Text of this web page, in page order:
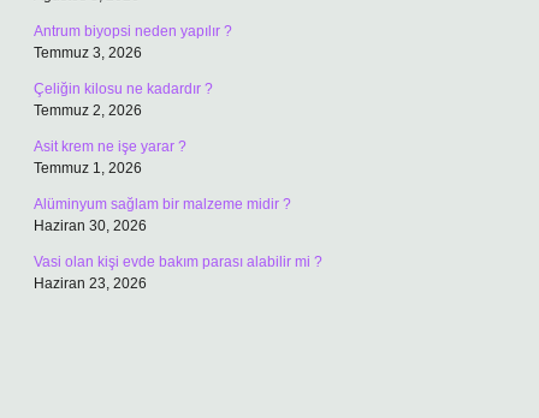
Antrum biyopsi neden yapılır ?
Temmuz 3, 2026
Çeliğin kilosu ne kadardır ?
Temmuz 2, 2026
Asit krem ne işe yarar ?
Temmuz 1, 2026
Alüminyum sağlam bir malzeme midir ?
Haziran 30, 2026
Vasi olan kişi evde bakım parası alabilir mi ?
Haziran 23, 2026